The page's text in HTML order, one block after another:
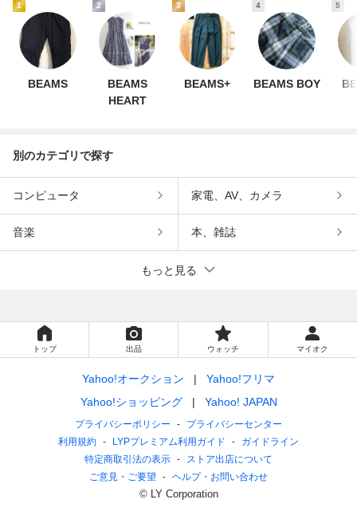
1
BEAMS
2
BEAMS
HEART
3
BEAMS+
4
BEAMS BOY
5
別のカテゴリで探す
コンピュータ 家電、AV、カメラ
音楽 本、雑誌
もっと見る
トップ 出品 ウォッチ マイオク
Yahoo!オークション
Yahoo!フリマ
Yahoo!ショッピング
Yahoo! JAPAN
プライバシーポリシー
プライバシーセンター
利用規約
LYPプレミアム利用ガイド
ガイドライン
特定商取引法の表示
ストア出店について
ご意見・ご要望
ヘルプ・お問い合わせ
© LY Corporation